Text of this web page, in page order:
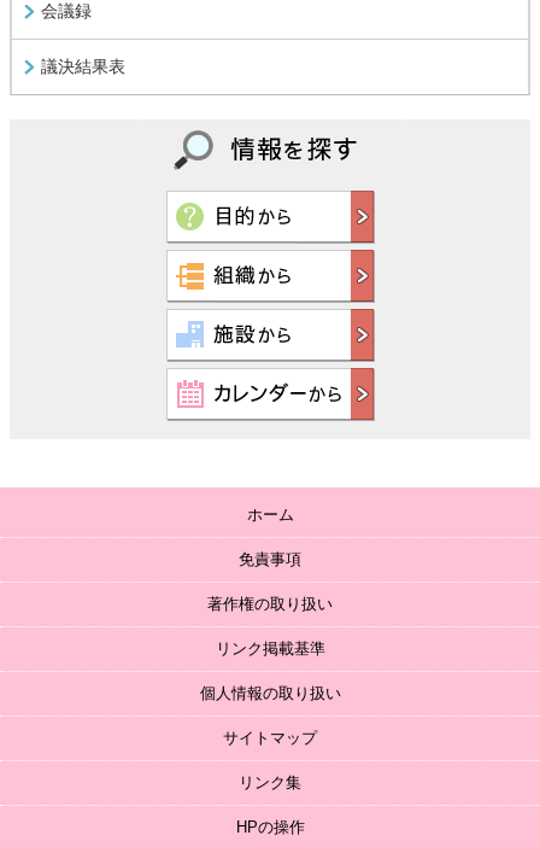
会議録
議決結果表
ホーム
免責事項
著作権の取り扱い
リンク掲載基準
個人情報の取り扱い
サイトマップ
リンク集
HPの操作